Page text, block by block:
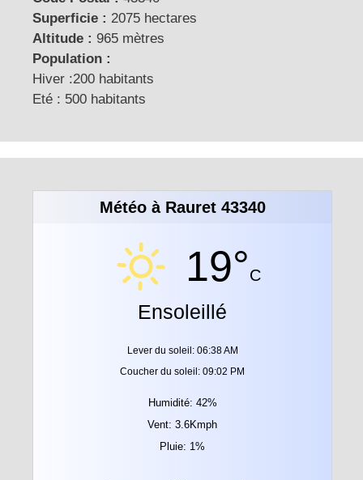
Superficie : 2075 hectares
Altitude : 965 mètres
Population :
Hiver :200 habitants
Eté : 500 habitants
Météo à Rauret 43340
19°C
Ensoleillé
Lever du soleil: 06:38 AM
Coucher du soleil: 09:02 PM
Humidité: 42%
Vent: 3.6Kmph
Pluie: 1%